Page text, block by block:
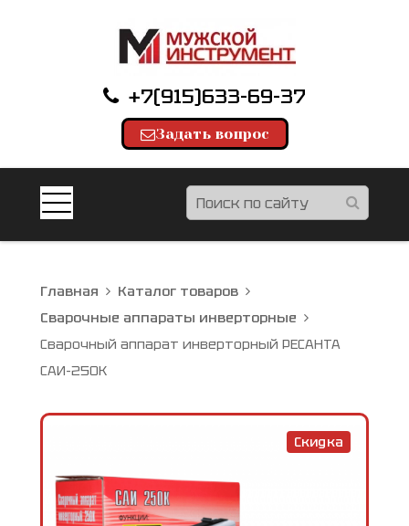
+7(915)633-69-37
Задать вопрос
Главная
Каталог товаров
Сварочные аппараты инверторные
Сварочный аппарат инверторный РЕСАНТА
САИ-250К
Скидка